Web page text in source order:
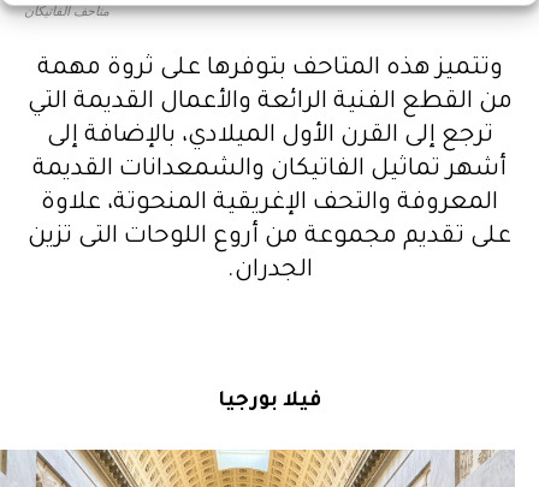
متاحف الفاتيكان
وتتميز هذه المتاحف بتوفرها على ثروة مهمة
من القطع الفنية الرائعة والأعمال القديمة التي
ترجع إلى القرن الأول الميلادي، بالإضافة إلى
أشهر تماثيل الفاتيكان والشمعدانات القديمة
المعروفة والتحف الإغريقية المنحوتة، علاوة
على تقديم مجموعة من أروع اللوحات التى تزين
الجدران.
فيلا بورجيا